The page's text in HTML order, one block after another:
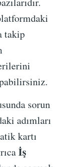
takip
sorun
adımları
kartı
İş